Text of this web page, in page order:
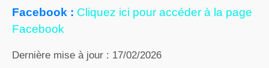
Facebook : Cliquez ici pour accéder à la page
Facebook
Dernière mise à jour : 17/02/2026